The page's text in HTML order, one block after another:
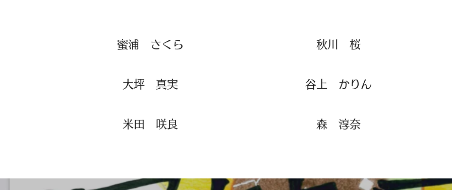
​​蜜浦 さくら ​​秋川 桜
​​大坪 真実 ​​谷上 かりん
​​米田 咲良 ​​森 淳奈